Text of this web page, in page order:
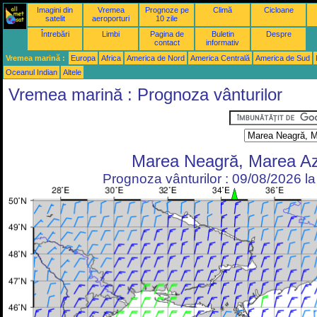
Imagini din
satelit
Vremea
aeroporturi
Prognoze pe
10 zile
Climă Cicloane
Întrebări Limbi
Pagina de
contact
Buletin
informativ
Despre
Vremea marină : Europa Africa America de Nord America Centrală America de Sud
Oceanul Indian
Altele
Vremea marină : Prognoza vânturilor
Marea Neagră, Marea
Prognoza vânturilor : 09/08/2026